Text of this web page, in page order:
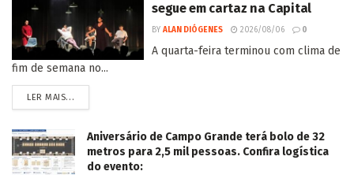
segue em cartaz na Capital
BY ALAN DIÓGENES 2026/08/06 0
A quarta-feira terminou com clima de
fim de semana no...
LER MAIS...
Aniversário de Campo Grande terá bolo de 32
metros para 2,5 mil pessoas. Confira logística
do evento: